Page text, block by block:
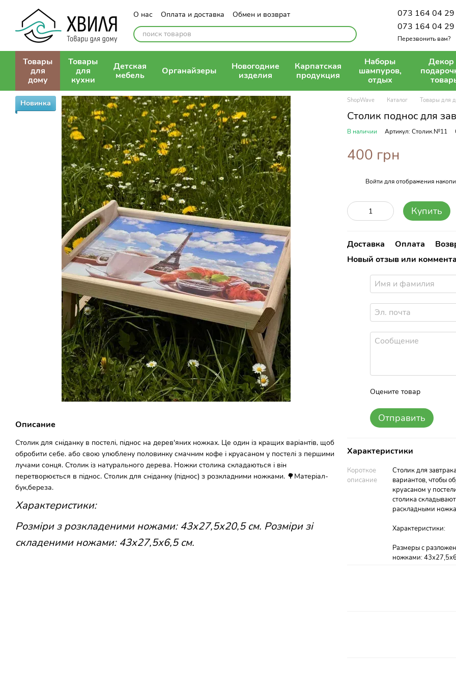
Перейти к основному контенту
О нас Оплата и доставка
Обмен и возврат
Контактная информация
Политика конфиденциальности
Публичная оферта
073 164 04 29
073 164 04 29
Перезвонить вам?
Товары
для
дому
Товары
для
кухни
Детская
мебель
Органайзеры
Новогодние
изделия
Карпатская
продукция
Наборы
шампуров,
отдых
Декор
Новинка
Описание
Столик для сніданку в постелі, піднос на дерев'яних ножках. Це один із кращих варіантів, щоб
обробити себе. або свою улюблену половинку смачним кофе і круасаном у постелі з першими
лучами сонця. Столик із натурального дерева. Ножки столика складаються і він
перетворюється в піднос. Столик для сніданку (піднос) з розкладними ножками. 🌳Матеріал-
бук,береза.
Характеристики:
Розміри з розкладеними ножами: 43х27,5х20,5 см. Розміри зі
складеними ножами: 43х27,5х6,5 см.
ShopWave Каталог Товары для
Столик поднос для
В наличии Артикул: Столик.№11
400 грн
Войти для отображения
Купить
Доставка Оплата
Новый отзыв или
Оцените товар
Отправить
Характеристики
Короткое
описание
Столик для
вариантов, чтобы
круасаном у
столика
раскладными
Характеристики:
Размеры с
ножками: